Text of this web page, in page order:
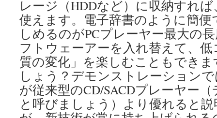
レージ（HDDなど）に収納すれ
使えます。電子辞書のように簡便
しめるのがPCプレーヤー最大の
フトウェーアーを入れ替えて、
質の変化」を楽しむこともでき
しょう？デモンストレーション
が従来型のCD/SACDプレーヤー
と呼びましょう）より優れると